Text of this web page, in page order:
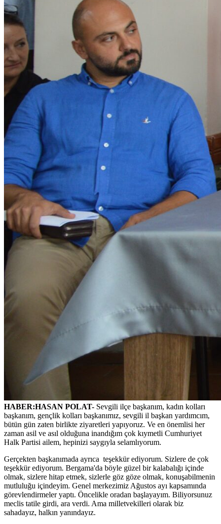
HABER:HASAN POLAT- Sevgili ilçe başkanım, kadın kolları
başkanım, gençlik kolları başkanımız, sevgili il başkan yardımcım,
bütün gün zaten birlikte ziyaretleri yapıyoruz. Ve en önemlisi her
zaman asil ve asıl olduğuna inandığım çok kıymetli Cumhuriyet
Halk Partisi ailem, hepinizi saygıyla selamlıyorum.
Gerçekten başkanımada ayrıca teşekkür ediyorum. Sizlere de çok
teşekkür ediyorum. Bergama'da böyle güzel bir kalabalığı içinde
olmak, sizlere hitap etmek, sizlerle göz göze olmak, konuşabilmenin
mutluluğu içindeyim. Genel merkezimiz Ağustos ayı kapsamında
görevlendirmeler yaptı. Öncelikle oradan başlayayım. Biliyorsunuz
meclis tatile girdi, ara verdi. Ama milletvekilleri olarak biz
sahadayız, halkın yanındayız.